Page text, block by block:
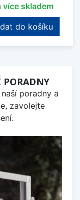
více skladem
do košíku
PORADNY
poradny a
zavolejte